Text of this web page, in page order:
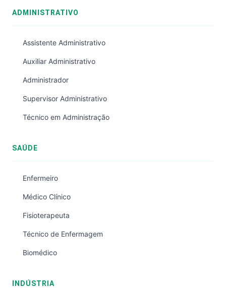
ADMINISTRATIVO
Assistente Administrativo
Auxiliar Administrativo
Administrador
Supervisor Administrativo
Técnico em Administração
SAÚDE
Enfermeiro
Médico Clínico
Fisioterapeuta
Técnico de Enfermagem
Biomédico
INDÚSTRIA